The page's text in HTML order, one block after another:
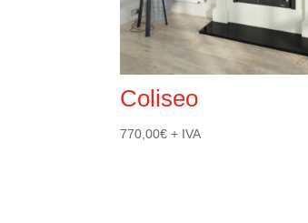
Coliseo
770,00€ + IVA